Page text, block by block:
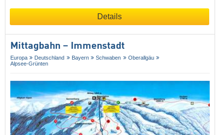
Details
Mittagbahn – Immenstadt
Europa Deutschland Bayern Schwaben
Oberallgäu
Alpsee-Grünten